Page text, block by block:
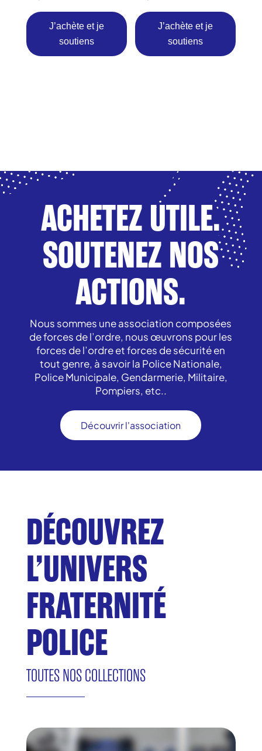
ACHETEZ UTILE.
SOUTENEZ NOS
ACTIONS.
Nous sommes une association composées
de forces de l’ordre, nous œuvrons pour les
forces de l’ordre et forces de sécurité en
tout genre, à savoir la Police Nationale,
Police Municipale, Gendarmerie, Militaire,
Pompiers, etc..
Découvrir l'association
DÉCOUVREZ
L’UNIVERS
FRATERNITÉ
POLICE
TOUTES NOS COLLECTIONS